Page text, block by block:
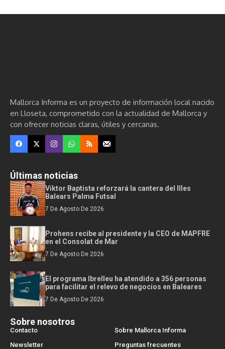
Mallorca Informa es un proyecto de información local nacido
en Lloseta, comprometido con la actualidad de Mallorca y
con ofrecer noticias claras, útiles y cercanas.
Últimas noticias
Viktor Baptista reforzará la cantera del Illes
Balears Palma Futsal
7 De Agosto De 2026
Prohens recibe al presidente y la CEO de MAPFRE
en el Consolat de Mar
7 De Agosto De 2026
El programa Ibrelleu ha atendido a 356 personas
para facilitar el relevo de negocios en Baleares
7 De Agosto De 2026
Sobre nosotros
Contacto
Sobre Mallorca Informa
Newsletter
Preguntas frecuentes